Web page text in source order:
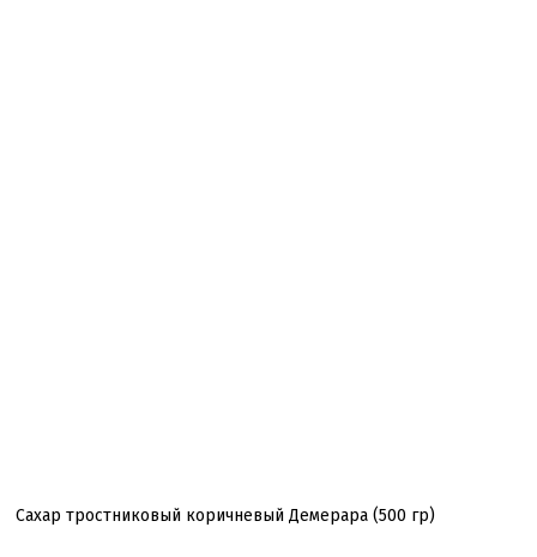
Сахар тростниковый коричневый Демерара (500 гр)